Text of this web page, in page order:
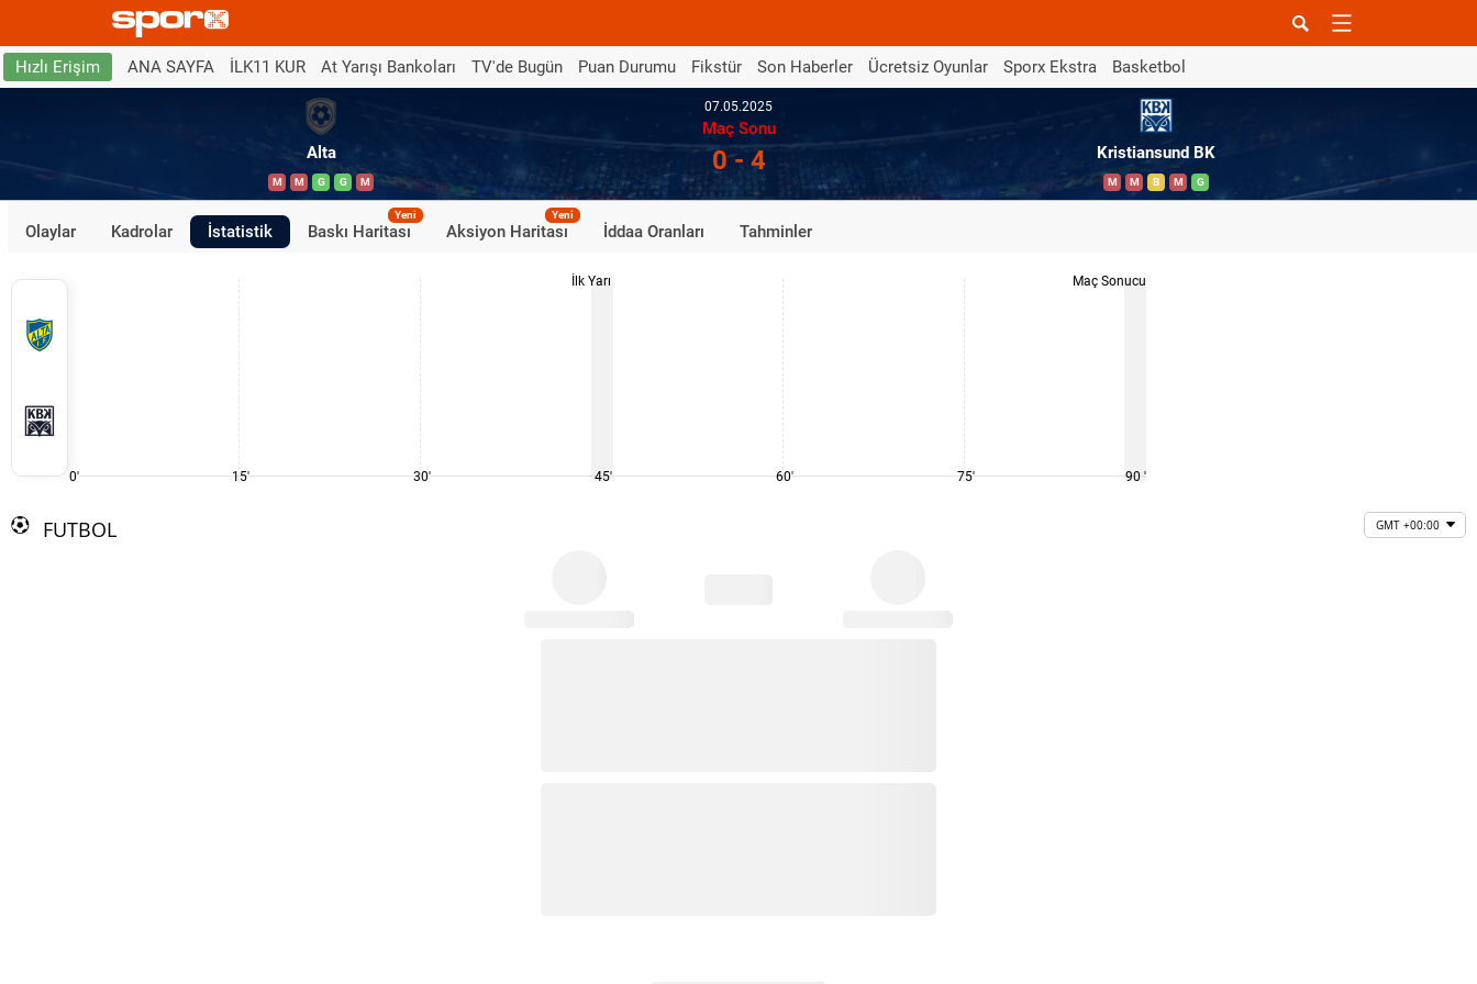
Hızlı Erişim ANA SAYFA İLK11 KUR At Yarışı Bankoları TV'de Bugün Puan Durumu Fikstür Son Haberler Ücretsiz Oyunlar Sporx Ekstra Basketbol
Alta
M M G G M
07.05.2025
Maç Sonu
0 - 4 Kristiansund BK
M M B M G
Olaylar Kadrolar İstatistik Baskı Haritası
Yeni
Aksiyon Haritası
Yeni
İddaa Oranları Tahminler
0' 15' 30'
İlk Yarı
45' 60' 75'
Maç Sonucu
90 '
FUTBOL GMT +00:00